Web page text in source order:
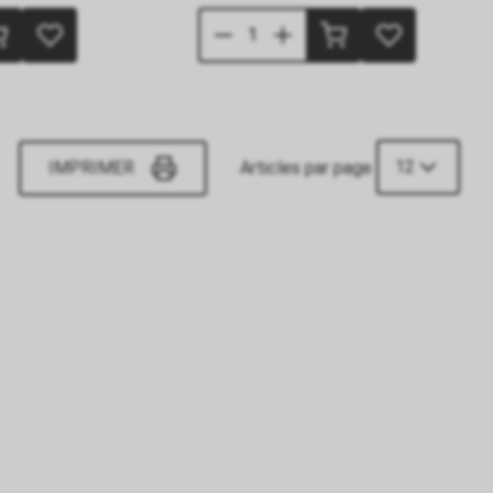
Articles par page 12
IMPRIMER